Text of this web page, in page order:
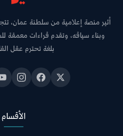
أثير منصة إعلامية من سلطنة عمان،
وبناء سياقه، وتقدم قراءات معمقة
بلغة تحترم عقل
الأقسام